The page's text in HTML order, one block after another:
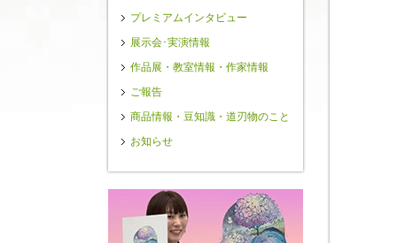
プレミアムインタビュー
展示会･実演情報
作品展・教室情報・作家情報
ご報告
商品情報・豆知識・道刃物のこと
お知らせ